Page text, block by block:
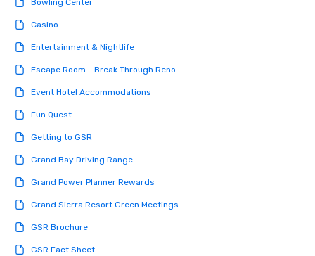
Bowling Center
Casino
Entertainment & Nightlife
Escape Room - Break Through Reno
Event Hotel Accommodations
Fun Quest
Getting to GSR
Grand Bay Driving Range
Grand Power Planner Rewards
Grand Sierra Resort Green Meetings
GSR Brochure
GSR Fact Sheet